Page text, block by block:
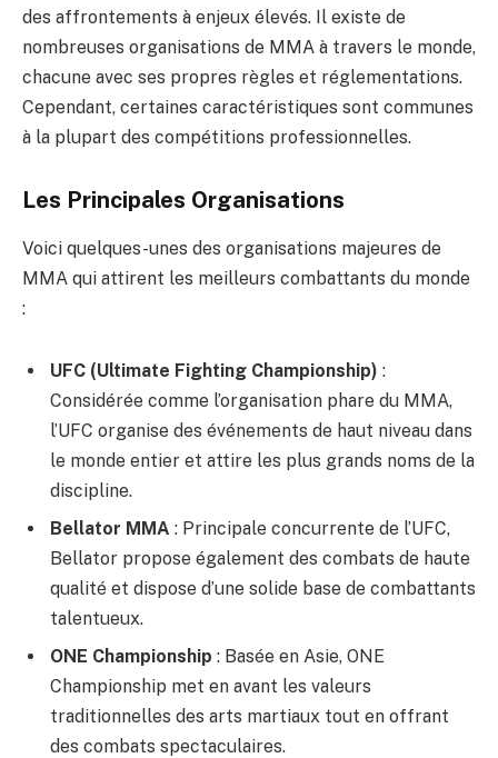
des affrontements à enjeux élevés. Il existe de
nombreuses organisations de MMA à travers le monde,
chacune avec ses propres règles et réglementations.
Cependant, certaines caractéristiques sont communes
à la plupart des compétitions professionnelles.
Les Principales Organisations
Voici quelques-unes des organisations majeures de
MMA qui attirent les meilleurs combattants du monde
:
UFC (Ultimate Fighting Championship) :
Considérée comme l’organisation phare du MMA,
l’UFC organise des événements de haut niveau dans
le monde entier et attire les plus grands noms de la
discipline.
Bellator MMA : Principale concurrente de l’UFC,
Bellator propose également des combats de haute
qualité et dispose d’une solide base de combattants
talentueux.
ONE Championship : Basée en Asie, ONE
Championship met en avant les valeurs
traditionnelles des arts martiaux tout en offrant
des combats spectaculaires.